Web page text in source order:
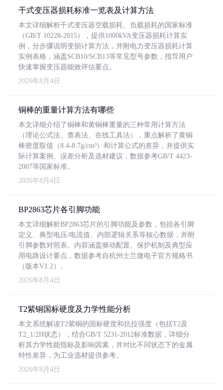
干式变压器损耗标准一览表及计算方法
本文详细解析干式变压器空载损耗、负载损耗的国家标准
（GB/T 10228-2015），提供1000kVA变压器损耗计算实
例，分步骤说明变损计算方法，并附电力变压器损耗计算
实例表格，涵盖SCB10/SCB13等常见型号参数，指导用户
快速掌握变压器能效评估要点。
2026年8月4日
铜棒的重量计算方法有哪些
本文详细介绍了铜棒和黄铜棒重量的三种常用计算方法
（理论公式法、查表法、在线工具法），重点解析了黄铜
棒密度取值（8.4-8.7g/cm³）和计算公式的差异，并提供实
际计算案例、误差分析及选材建议，数据参考GB/T 4423-
2007等国家标准。
2026年8月4日
BP2863芯片各引脚功能
本文详细解析BP2863芯片的引脚功能及参数，包括各引脚
定义、典型电压/电流值、内部逻辑关系等核心数据，并附
引脚参数对照表。内容涵盖驱动配置、保护机制及典型应
用电路设计要点，数据参考自杭州士兰微电子官方规格书
（版本V1.2）。
2026年8月4日
T2紫铜国标硬度及力学性能分析
本文系统解读T2紫铜的国标硬度和抗拉强度（包括T2及
T2_1/2H状态），结合GB/T 5231-2012标准数据，详细分
析其力学性能指标及影响因素，并对比不同状态下的金属
特性差异，为工业选材提供参考。
2026年8月4日